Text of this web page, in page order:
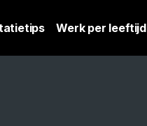
Werk per leeftijd